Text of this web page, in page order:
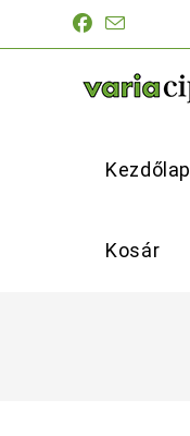
Kezdőlap
Kosár